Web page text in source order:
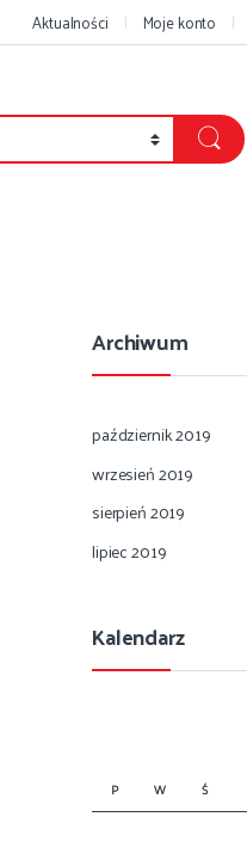
Aktualności Moje konto
Archiwum
październik 2019
wrzesień 2019
sierpień 2019
lipiec 2019
Kalendarz
P W Ś